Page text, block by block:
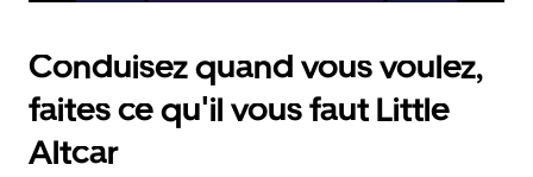
Conduisez quand vous voulez,
faites ce qu'il vous faut Little
Altcar